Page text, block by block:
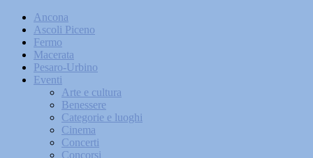
Ancona
Ascoli Piceno
Fermo
Macerata
Pesaro-Urbino
Eventi
Arte e cultura
Benessere
Categorie e luoghi
Cinema
Concerti
Concorsi